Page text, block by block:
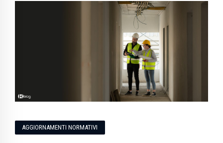
AGGIORNAMENTI NORMATIVI